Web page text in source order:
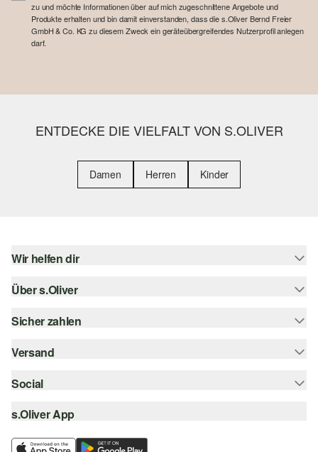
zu und möchte Informationen über auf mich zugeschnittene Angebote und
Produkte erhalten und bin damit einverstanden, dass die s.Oliver Bernd Freier
GmbH & Co. KG zu diesem Zweck ein geräteübergreifendes Nutzerprofil anlegen
darf.
ENTDECKE DIE VIELFALT VON S.OLIVER
Damen Herren Kinder
Wir helfen dir
Hilfe & FAQ
Größenberatung
Über s.Oliver
Newsletter
s.Oliver Card
Wunschliste
Nachhaltigkeit
Sicher zahlen
Rechnung
Kreditkarte
Versand
Sendungsverfolgung
SwissPost
Social
instagram
facebook
s.Oliver App